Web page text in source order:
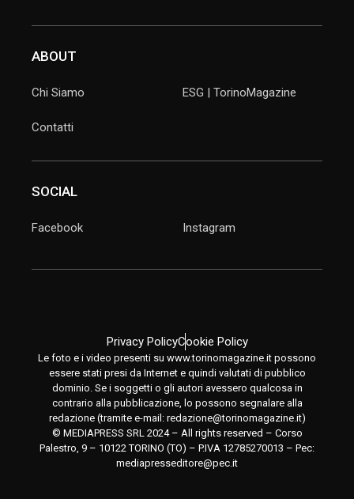
ABOUT
Chi Siamo
Contatti
ESG | TorinoMagazine
SOCIAL
Facebook Instagram
Privacy PolicyCookie Policy
Le foto e i video presenti su www.torinomagazine.it possono
essere stati presi da Internet e quindi valutati di pubblico
dominio. Se i soggetti o gli autori avessero qualcosa in
contrario alla pubblicazione, lo possono segnalare alla
redazione (tramite e-mail: redazione@torinomagazine.it)
© MEDIAPRESS SRL 2024 – All rights reserved – Corso
Palestro, 9 – 10122 TORINO (TO) – P.IVA 12785270013 – Pec:
mediapresseditore@pec.it